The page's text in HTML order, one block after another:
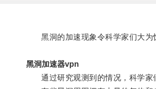
黑洞的加速现象令科学家们大为
黑洞加速器vpn
通过研究观测到的情况，科学家